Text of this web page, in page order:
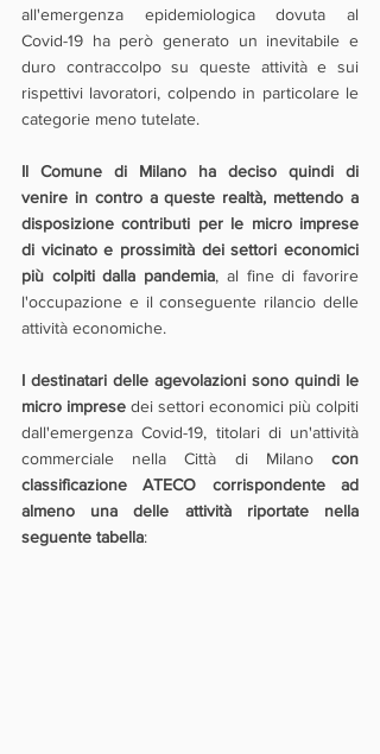
all'emergenza epidemiologica dovuta al
Covid-19 ha però generato un inevitabile e
duro contraccolpo su queste attività e sui
rispettivi lavoratori, colpendo in particolare le
categorie meno tutelate.
Il Comune di Milano ha deciso quindi di
venire in contro a queste realtà, mettendo a
disposizione contributi per le micro imprese
di vicinato e prossimità dei settori economici
più colpiti dalla pandemia, al fine di favorire
l'occupazione e il conseguente rilancio delle
attività economiche.
I destinatari delle agevolazioni sono quindi le
micro imprese dei settori economici più colpiti
dall'emergenza Covid-19, titolari di un'attività
commerciale nella Città di Milano con
classificazione ATECO corrispondente ad
almeno una delle attività riportate nella
seguente tabella: